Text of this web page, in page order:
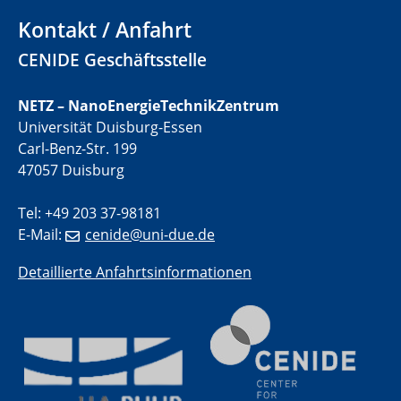
GDCh Kolloquium
29.07.2025
Colloquium IMPR SusMet
Closing metal loops sustainably - opportunities &
challenges for a successful circular economy
05.08.2025
Colloquia Series on Sustainable Metallurgy
by Design Framework and AI in Circular Economy
2D-MATURE Seminar Series
04.09.2025
Kontakt / Anfahrt
CENIDE Geschäftsstelle
NETZ – NanoEnergieTechnikZentrum
Universität Duisburg-Essen
Carl-Benz-Str. 199
47057 Duisburg
Tel: +49 203 37-98181
E-Mail:
cenide@uni-due.de
Detaillierte Anfahrtsinformationen